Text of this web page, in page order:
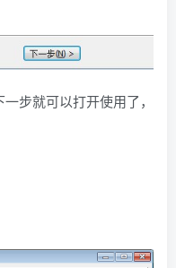
步就可以打开使用了，